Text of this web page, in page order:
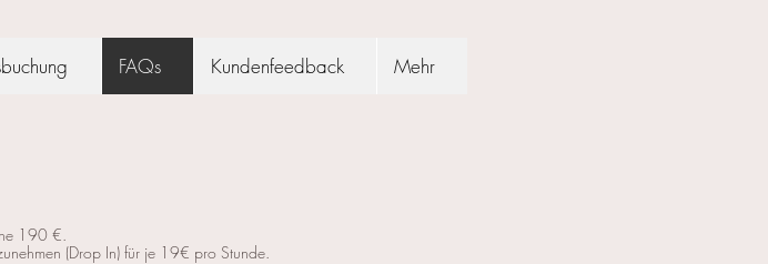
FAQs Kundenfeedback Mehr
190 €.
(Drop In) für je 19€ pro Stunde.